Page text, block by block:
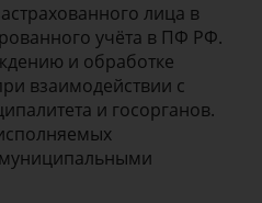
лица в
учёта в ПФ РФ.
и обработке
взаимодействии с
и госорганов.